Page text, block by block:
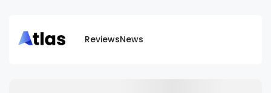
ReviewsNews